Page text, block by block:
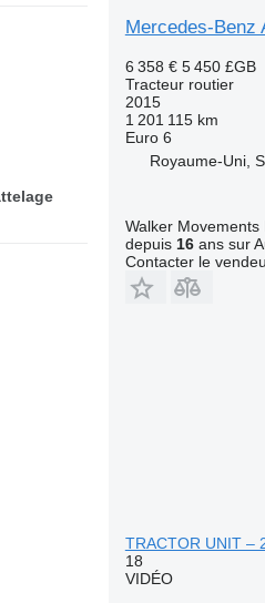
Mercedes-Benz
6 358 € 5 450 £GB
Tracteur routier
2015
1 201 115 km
Euro 6
Royaume-Uni,
Walker Movements
depuis 16ans sur
Contacter le
TRACTOR UNIT –
18
VIDÉO